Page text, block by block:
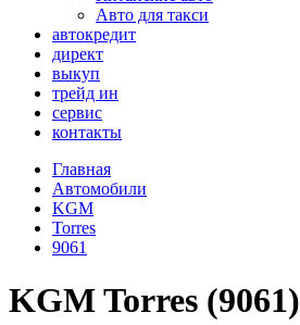
Авто для такси
автокредит
директ
выкуп
трейд ин
сервис
контакты
Главная
Автомобили
KGM
Torres
9061
KGM Torres (9061)